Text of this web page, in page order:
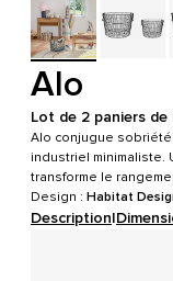
Alo
Lot de 2 paniers
Alo conjugue
industriel
transforme le
Design : Habitat
Description|